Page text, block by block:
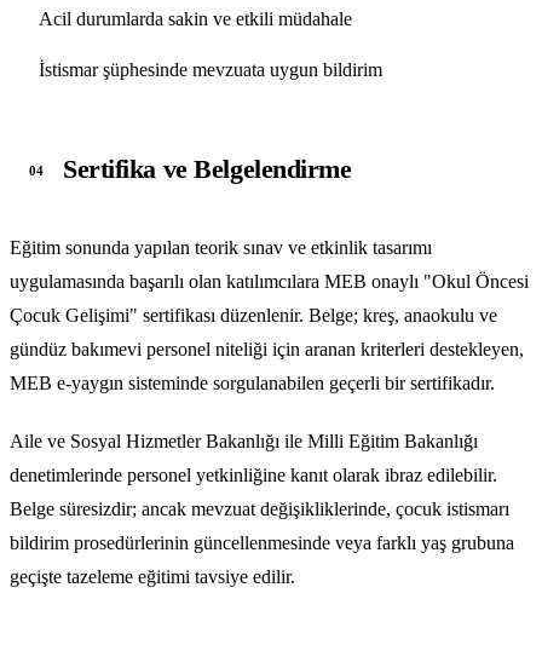
Acil durumlarda sakin ve etkili müdahale
İstismar şüphesinde mevzuata uygun bildirim
04 Sertifika ve Belgelendirme
Eğitim sonunda yapılan teorik sınav ve etkinlik tasarımı
uygulamasında başarılı olan katılımcılara MEB onaylı "Okul Öncesi
Çocuk Gelişimi" sertifikası düzenlenir. Belge; kreş, anaokulu ve
gündüz bakımevi personel niteliği için aranan kriterleri destekleyen,
MEB e-yaygın sisteminde sorgulanabilen geçerli bir sertifikadır.
Aile ve Sosyal Hizmetler Bakanlığı ile Milli Eğitim Bakanlığı
denetimlerinde personel yetkinliğine kanıt olarak ibraz edilebilir.
Belge süresizdir; ancak mevzuat değişikliklerinde, çocuk istismarı
bildirim prosedürlerinin güncellenmesinde veya farklı yaş grubuna
geçişte tazeleme eğitimi tavsiye edilir.